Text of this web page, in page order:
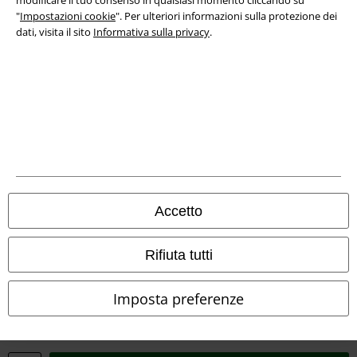
"Impostazioni cookie". Per ulteriori informazioni sulla protezione dei
dati, visita il sito Informativa sulla privacy.
Accetto
Rifiuta tutti
Imposta preferenze
Redazione
Impostazioni cookie
Esercita Recesso
I prezzi sono IVA compresa. Spese ditrasporto escluse